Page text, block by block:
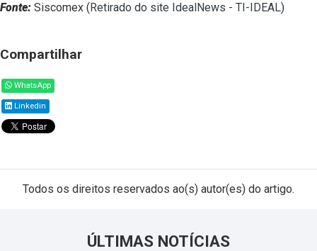
Fonte: Siscomex (Retirado do site IdealNews - TI-IDEAL)
Compartilhar
WhatsApp
Linkedin
Todos os direitos reservados ao(s) autor(es) do artigo.
ÚLTIMAS NOTÍCIAS